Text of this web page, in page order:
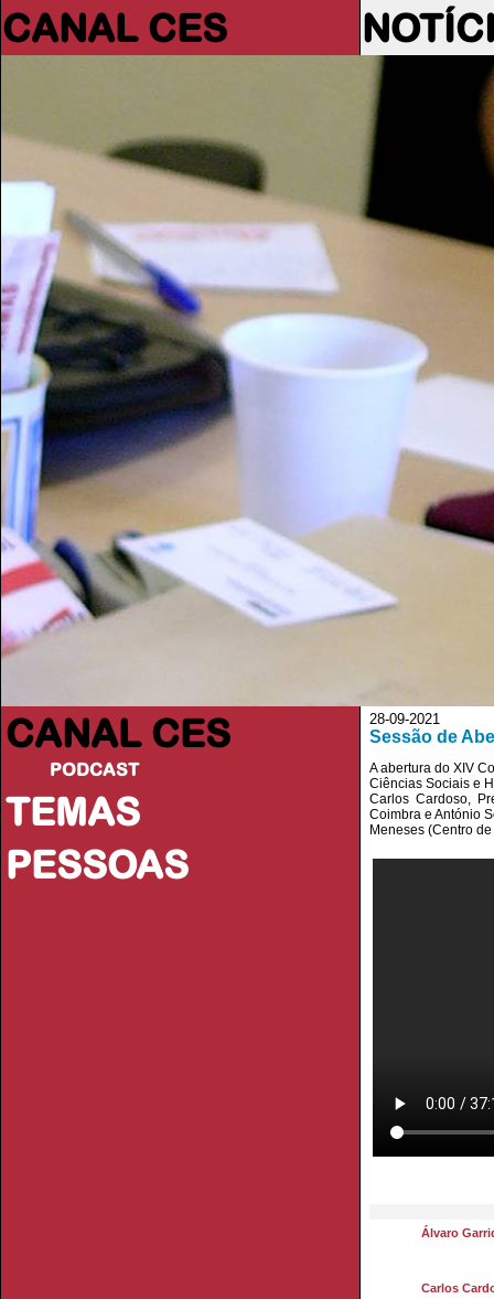
CANAL CES
CANAL CES
PODCAST
TEMAS
PESSOAS
28-09-2021
Sessão de
A abertura do XIV
Ciências Sociais e
Carlos Cardoso,
Coimbra e António
Meneses (Centro
Álvaro
Carlos